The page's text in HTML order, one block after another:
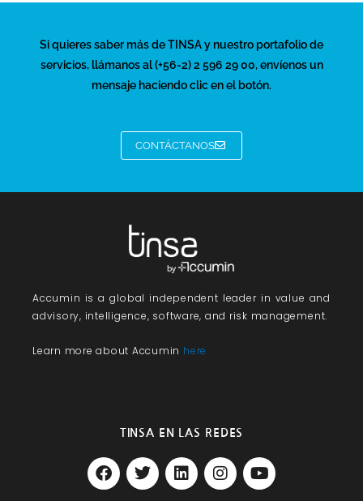
Si quieres saber más de TINSA y nuestro portafolio de
servicios, llámanos al (+56-2) 2 596 29 00, envíenos un
mensaje haciendo clic en el botón.
CONTÁCTANOS
Accumin is a global independent leader in value and
advisory, intelligence, software, and risk management.
Learn more about Accumin here
TINSA EN LAS REDES
F
a
T
w
L
i
I
n
Y
o